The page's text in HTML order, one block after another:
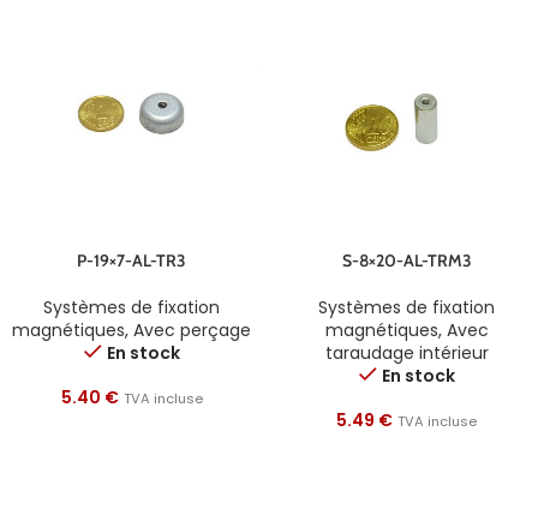
P-19×7-AL-TR3
Systèmes de fixation
magnétiques, Avec perçage
En stock
5.40 € TVA incluse
S-8×20-AL-TRM3
Systèmes de fixation
magnétiques, Avec
taraudage intérieur
En stock
5.49 € TVA incluse